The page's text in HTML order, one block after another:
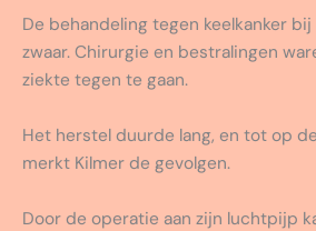
De behandeling tegen keelkanker bij
zwaar. Chirurgie en bestralingen
ziekte tegen te gaan.
Het herstel duurde lang, en tot op
merkt Kilmer de gevolgen.
Door de operatie aan zijn luchtpijp